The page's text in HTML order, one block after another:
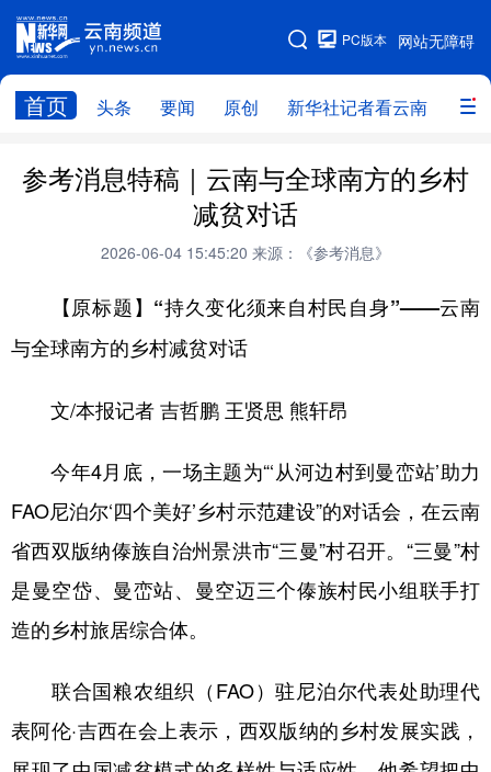
网站无障碍
PC版本
首页 头条 要闻 原创 新华社记者看云南 政务
网站地图
头条 云南要闻 本网原创
政务
廉政 云南省领导报道集
教育
州市
社会
参考消息特稿｜云南与全球南方的乡村
减贫对话
2026-06-04 15:45:20 来源：《参考消息》
【原标题】“持久变化须来自村民自身”——云南
与全球南方的乡村减贫对话
文/本报记者 吉哲鹏 王贤思 熊轩昂
今年4月底，一场主题为“‘从河边村到曼峦站’助力
FAO尼泊尔‘四个美好’乡村示范建设”的对话会，在云南
省西双版纳傣族自治州景洪市“三曼”村召开。“三曼”村
是曼空岱、曼峦站、曼空迈三个傣族村民小组联手打
造的乡村旅居综合体。
联合国粮农组织（FAO）驻尼泊尔代表处助理代
表阿伦·吉西在会上表示，西双版纳的乡村发展实践，